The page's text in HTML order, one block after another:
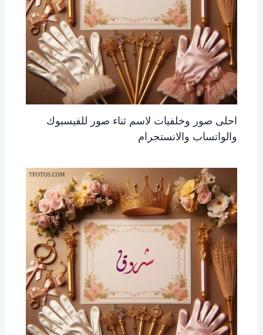
احلى صور وخلفيات لاسم ثناء صور للفيسبوك
والواتساب والانستجرام